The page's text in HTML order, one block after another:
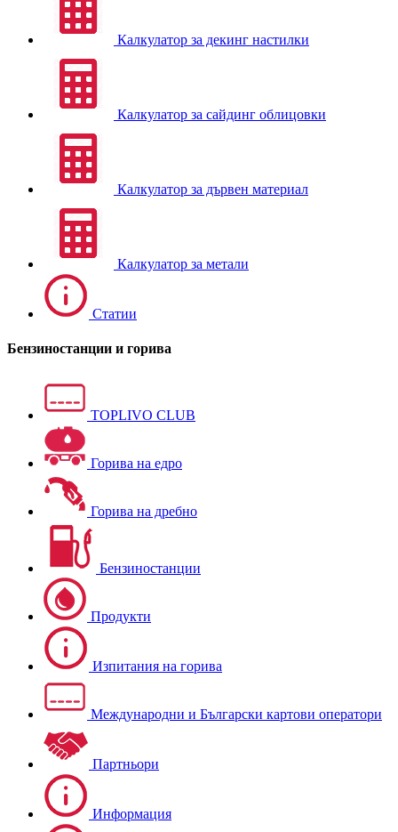
Калкулатор за декинг настилки
Калкулатор за сайдинг облицовки
Калкулатор за дървен материал
Калкулатор за метали
Статии
Бензиностанции и горива
TOPLIVO CLUB
Горива на едро
Горива на дребно
Бензиностанции
Продукти
Изпитания на горива
Международни и Български картови оператори
Партньори
Информация